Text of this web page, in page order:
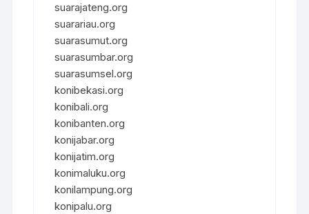
suarajateng.org
suarariau.org
suarasumut.org
suarasumbar.org
suarasumsel.org
konibekasi.org
konibali.org
konibanten.org
konijabar.org
konijatim.org
konimaluku.org
konilampung.org
konipalu.org